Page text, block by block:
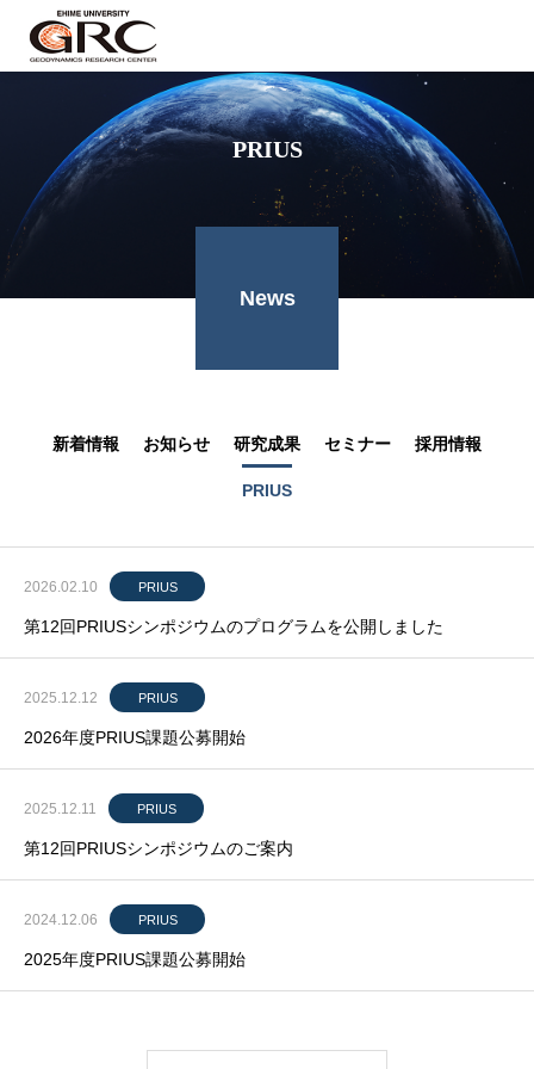
PRIUS
News
新着情報 お知らせ 研究成果 セミナー 採用情報
PRIUS
2026.02.10 PRIUS
第12回PRIUSシンポジウムのプログラムを公開しました
2025.12.12 PRIUS
2026年度PRIUS課題公募開始
2025.12.11 PRIUS
第12回PRIUSシンポジウムのご案内
2024.12.06 PRIUS
2025年度PRIUS課題公募開始